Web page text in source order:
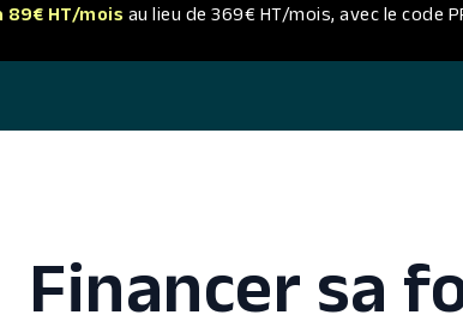
89€ HT/mois au lieu de 369€ HT/mois, avec le code
Financer sa